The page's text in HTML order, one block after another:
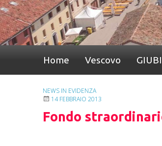
Home Vescovo
NEWS IN EVIDENZA
14 FEBBRAIO 2013
Fondo